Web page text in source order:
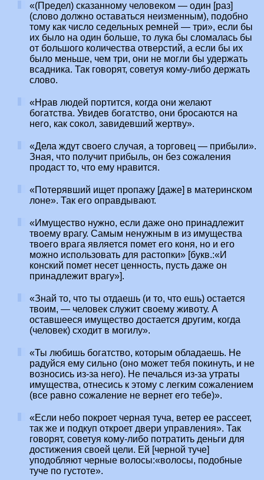
«(Предел) сказанному человеком — один [раз]
(слово должно оставаться неизменным), подобно
тому как число седельных ремней — три», если бы
их было на один больше, то лука бы сломалась бы
от большого количества отверстий, а если бы их
было меньше, чем три, они не могли бы удержать
всадника. Так говорят, советуя кому-либо держать
слово.
«Нрав людей портится, когда они желают
богатства. Увидев богатство, они бросаются на
него, как сокол, завидевший жертву».
«Дела ждут своего случая, а торговец — прибыли».
Зная, что получит прибыль, он без сожаления
продаст то, что ему нравится.
«Потерявший ищет пропажу [даже] в материнском
лоне». Так его оправдывают.
«Имущество нужно, если даже оно принадлежит
твоему врагу. Самым ненужным в из имущества
твоего врага является помет его коня, но и его
можно использовать для растопки» [букв.:«И
конский помет несет ценность, пусть даже он
принадлежит врагу»].
«Знай то, что ты отдаешь (и то, что ешь) остается
твоим, — человек служит своему животу. А
оставшееся имущество достается другим, когда
(человек) сходит в могилу».
«Ты любишь богатство, которым обладаешь. Не
радуйся ему сильно (оно может тебя покинуть, и не
возносись из-за него). Не печалься из-за утраты
имущества, отнесись к этому с легким сожалением
(все равно сожаление не вернет его тебе)».
«Если небо покроет черная туча, ветер ее рассеет,
так же и подкуп откроет двери управления». Так
говорят, советуя кому-либо потратить деньги для
достижения своей цели. Ей [черной туче]
уподобляют черные волосы:«волосы, подобные
туче по густоте».